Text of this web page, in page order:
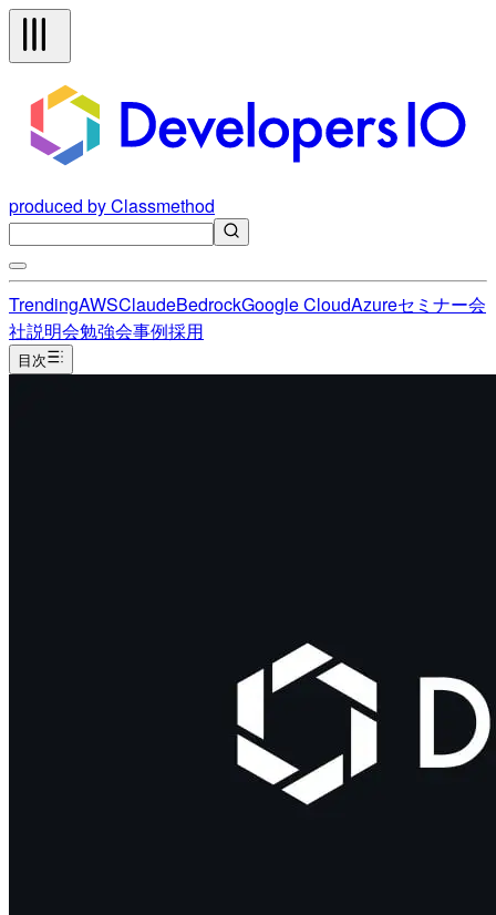
produced by Classmethod
TrendingAWSClaudeBedrockGoogle CloudAzureセミナー会
社説明会勉強会事例採用
目次